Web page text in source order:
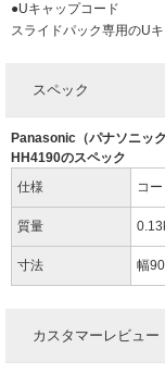
●Uキャップコード
スライドパック専用のUキ
スペック
Panasonic（パナソニッ
HH4190のスペック
仕様
コ
質量
寸法 幅
カスタマーレビュー